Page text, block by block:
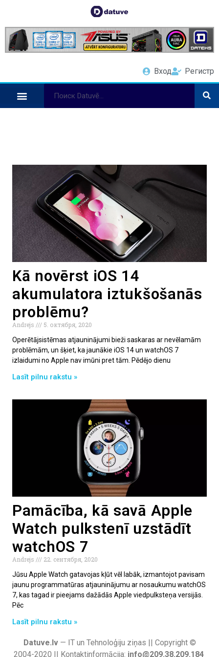
Вход Регистр
Kā novērst iOS 14
akumulatora iztukšošanās
problēmu?
Andrejs
5. октября, 2020
Operētājsistēmas atjauninājumi bieži saskaras ar nevēlamām
problēmām, un šķiet, ka jaunākie iOS 14 un watchOS 7
izlaidumi no Apple nav imūni pret tām. Pēdējo dienu
Lasīt pilnu rakstu »
Pamācība, kā savā Apple
Watch pulkstenī uzstādīt
watchOS 7
Andrejs
22. сентября, 2020
Jūsu Apple Watch gatavojas kļūt vēl labāk, izmantojot pavisam
jaunu programmatūras atjauninājumu ar nosaukumu watchOS
7, kas tagad ir pieejams dažādās Apple viedpulksteņa versijās.
Pēc
Lasīt pilnu rakstu »
Datuve.lv— IT un Tehnoloģiju ziņas || Copyright ©
2004-2020 || Kontaktinformācija: info@209.38.209.184